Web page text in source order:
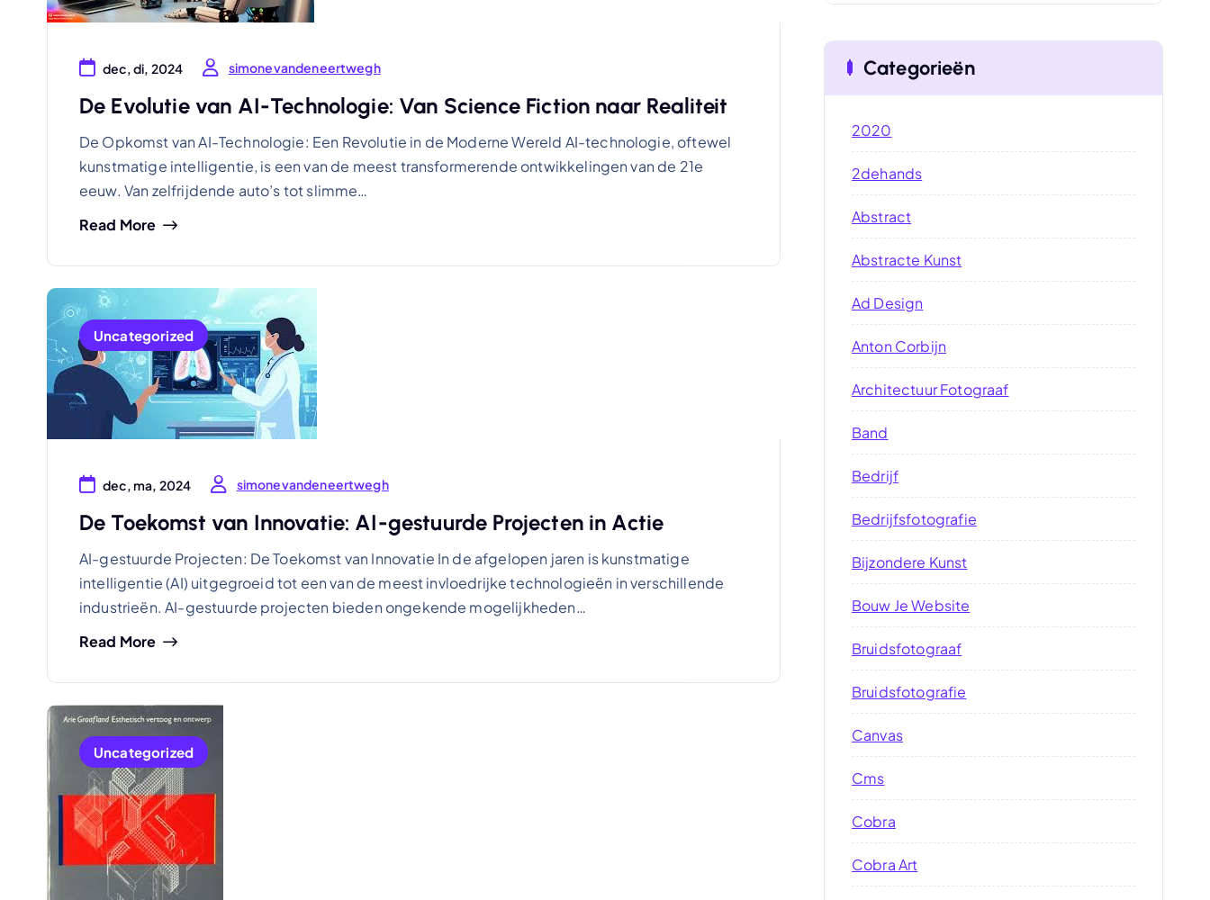
dec, di, 2024 simonevandeneertwegh
De Evolutie van AI-Technologie: Van Science Fiction naar Realiteit
De Opkomst van AI-Technologie: Een Revolutie in de Moderne Wereld AI-technologie, oftewel
kunstmatige intelligentie, is een van de meest transformerende ontwikkelingen van de 21e
eeuw. Van zelfrijdende auto’s tot slimme…
Read More
Uncategorized
dec, ma, 2024 simonevandeneertwegh
De Toekomst van Innovatie: AI-gestuurde Projecten in Actie
AI-gestuurde Projecten: De Toekomst van Innovatie In de afgelopen jaren is kunstmatige
intelligentie (AI) uitgegroeid tot een van de meest invloedrijke technologieën in verschillende
industrieën. AI-gestuurde projecten bieden ongekende mogelijkheden…
Read More
Uncategorized
Categorieën
2020
2dehands
Abstract
Abstracte Kunst
Ad Design
Anton Corbijn
Architectuur Fotograaf
Band
Bedrijf
Bedrijfsfotografie
Bijzondere Kunst
Bouw Je Website
Bruidsfotograaf
Bruidsfotografie
Canvas
Cms
Cobra
Cobra Art